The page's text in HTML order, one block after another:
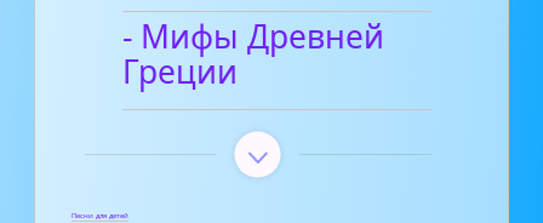
- Мифы Древней
Греции
Песни для детей